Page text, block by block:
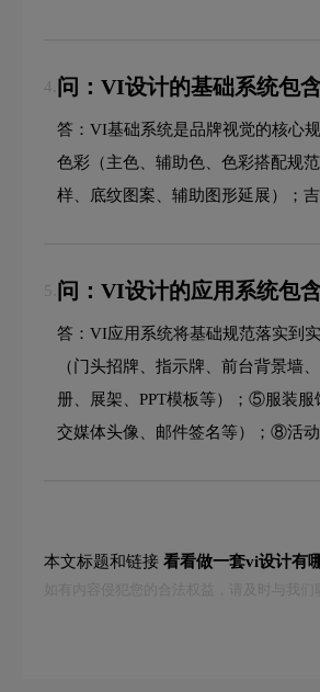
4. 问：VI设计的基础系统包
答：VI基础系统是品牌视觉的核心
色彩（主色、辅助色、色彩搭配规
样、底纹图案、辅助图形延展）；
5. 问：VI设计的应用系统包
答：VI应用系统将基础规范落实到
（门头招牌、指示牌、前台背景
册、展架、PPT模板等）；⑤服装
交媒体头像、邮件签名等）；⑧活
本文标题和链接 看看做一套vi设计有